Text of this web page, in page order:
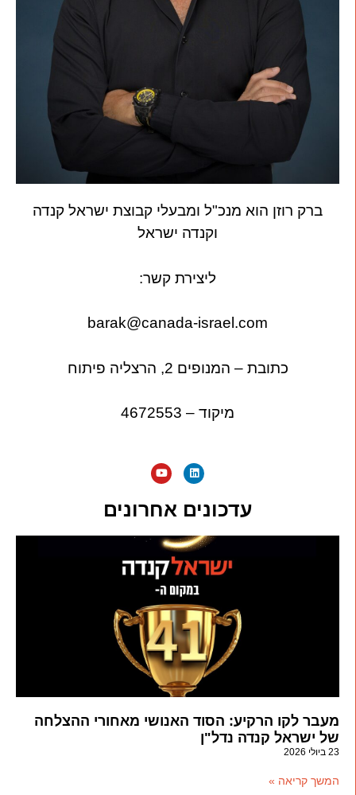
ברק רוזן הוא מנכ"ל ומבעלי קבוצת ישראל קנדה
וקנדה ישראל
ליצירת קשר:
barak@canada-israel.com
כתובת – המנופים 2, הרצליה פיתוח
מיקוד – 4672553
עדכונים אחרונים
מעבר לקו הרקיע: הסוד האנושי מאחורי ההצלחה
של ישראל קנדה נדל"ן
23 ביולי 2026
המשך קריאה »